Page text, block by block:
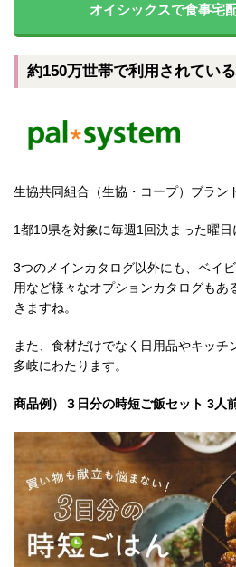
オイシックスで食事宅
約150万世帯で利用されてい
生協共同組合（生協・コープ）ブラン
1都10県を対象に毎週1回決まった曜日
3つのメインカタログ以外にも、ベイ
用など様々なオプションカタログもあ
きますね。
また、食材だけでなく日用品やキッチ
多岐にわたります。
商品例）３日分の時短ご飯セット 3人